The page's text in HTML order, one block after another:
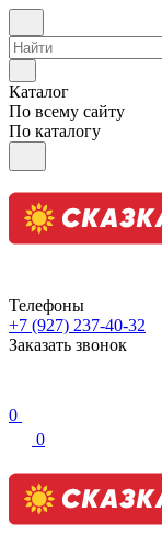
Каталог
По всему сайту
По каталогу
Телефоны
+7 (927) 237-40-32
Заказать звонок
0
0